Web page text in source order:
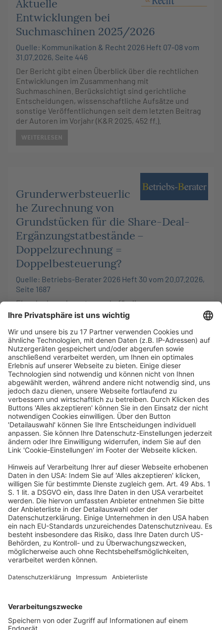
Aktuelle
Entwicklungen bei
Suchmaschinen 2025/2026
Quelle: Kommunikation & Recht 2026 Heft 07-08 vom
31.07.2026, Seite 446
Der Bericht gibt einen Überblick über die rechtlichen
Entwicklungen im Zusammenhang mit
Suchmaschinen. Berücksichtigt sind gerichtliche
Entscheidungen, wissenschaftliche Aufsätze und
sonstige Veröffentlichungen seit dem letzten Beitrag
der Autoren im Vorjahr (K&R 2025, 452 ff.).
WEITERLESEN
Grunderwerbsteuerlic
he Zurechnung von
Grundstücken für die Share-Deal-
Ergänzungstatbestände –
Doppelzurechnung =
Doppelbesteuerung?
Quelle: Betriebs-Berater 2026 Heft 30 vom 20.07.2026,
Seite 1687
Eine der komplexesten und – für die
Besteuerungszeitpunkte vor der Einführung von § 1
Abs. 4a GrEStG weiterhin ungeklärten – Fragen im
Grunderwerbsteuerrecht ist die mögliche
Doppelzurechnung von Grundstücken bei der
Anwendung der Share-Deal-Ersatztatbestände § 1
Abs. 2a–3a GrEStG. Ausdrücklich Stellung bezogen hat
der BFH in seiner Rechtsprechung zur aktuellen
Fassung von § 1 Abs. 3 GrEStG hierzu nicht. In den
neuen Zurechnungserlassen v. 10.3.2026 geht die
Finanzverwaltung für bis zum 5.12.2024 verwirklichte
Erwerbsvorgänge weiterhin von einer möglichen
Doppelzurechnung – und möglicherweise auch von
einer Doppelentstehung von Grunderwerbsteuer – bei
entsprechenden Erwerbsvorgängen in
Beteiligungsketten aus. Der Beitrag stellt die
Grundsätze zur Zurechnung für die Anwendung der
Share-Deal-Ersatztatbestände für die Rechtslage vor
Einführung von § 1 Abs. 4a GrEStG anhand der
bisherigen Rechtsprechung sowie den aktuellen
Meinungsstand hierzu dar, und zeigt auf, wie die Frage
der doppelten Zurechnung und dadurch fraglichen
mehrfachen Besteuerung gelöst werden kann.
WEITERLESEN
der Ableitung von
Carve-out-Finanzzahlen